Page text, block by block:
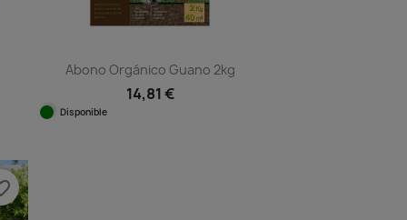
Abono Orgánico Guano 2kg
14,81 €
Disponible